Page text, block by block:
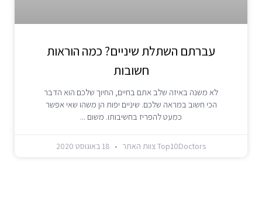
עברתם השתלת שיניים? כמה הוראות
חשובות
לא משנה באיזה שלב אתם בחיים, החיוך שלכם הוא הדבר
הכי חשוב במראה שלכם. שיניים יפות הן משהו שאי אפשר
כמעט להפריז בחשיבותו. משום
Top10Doctors צוות האתר